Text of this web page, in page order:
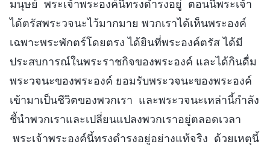
มนุษย์ พระเจ้าพระองค์นี้ทรงดำรงอยู่ ตอนนี้พระเจ้า
ได้ตรัสพระวจนะไว้มากมาย พวกเราได้เห็นพระองค์
เฉพาะพระพักตร์โดยตรง ได้ยินที่พระองค์ตรัส ได้มี
ประสบการณ์ในพระราชกิจของพระองค์ และได้กินดื่ม
พระวจนะของพระองค์ ยอมรับพระวจนะของพระองค์
เข้ามาเป็นชีวิตของพวกเรา และพระวจนะเหล่านี้กำลัง
ชี้นำพวกเราและเปลี่ยนแปลงพวกเราอยู่ตลอดเวลา
พระเจ้าพระองค์นี้ทรงดำรงอยู่อย่างแท้จริง ด้วยเหตุนี้